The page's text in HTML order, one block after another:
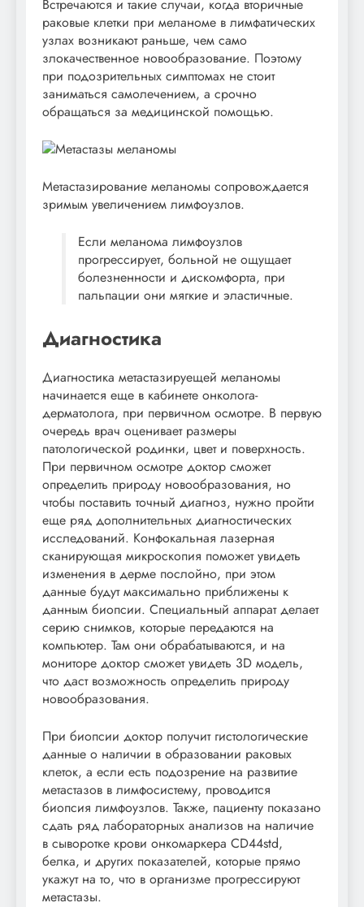
Встречаются и такие случаи, когда вторичные
раковые клетки при меланоме в лимфатических
узлах возникают раньше, чем само
злокачественное новообразование. Поэтому
при подозрительных симптомах не стоит
заниматься самолечением, а срочно
обращаться за медицинской помощью.
Метастазирование меланомы сопровождается
зримым увеличением лимфоузлов.
Если меланома лимфоузлов
прогрессирует, больной не ощущает
болезненности и дискомфорта, при
пальпации они мягкие и эластичные.
Диагностика
Диагностика метастазируещей меланомы
начинается еще в кабинете онколога-
дерматолога, при первичном осмотре. В первую
очередь врач оценивает размеры
патологической родинки, цвет и поверхность.
При первичном осмотре доктор сможет
определить природу новообразования, но
чтобы поставить точный диагноз, нужно пройти
еще ряд дополнительных диагностических
исследований. Конфокальная лазерная
сканирующая микроскопия поможет увидеть
изменения в дерме послойно, при этом
данные будут максимально приближены к
данным биопсии. Специальный аппарат делает
серию снимков, которые передаются на
компьютер. Там они обрабатываются, и на
мониторе доктор сможет увидеть 3D модель,
что даст возможность определить природу
новообразования.
При биопсии доктор получит гистологические
данные о наличии в образовании раковых
клеток, а если есть подозрение на развитие
метастазов в лимфосистему, проводится
биопсия лимфоузлов. Также, пациенту показано
сдать ряд лабораторных анализов на наличие
в сыворотке крови онкомаркера CD44std,
белка, и других показателей, которые прямо
укажут на то, что в организме прогрессируют
метастазы.